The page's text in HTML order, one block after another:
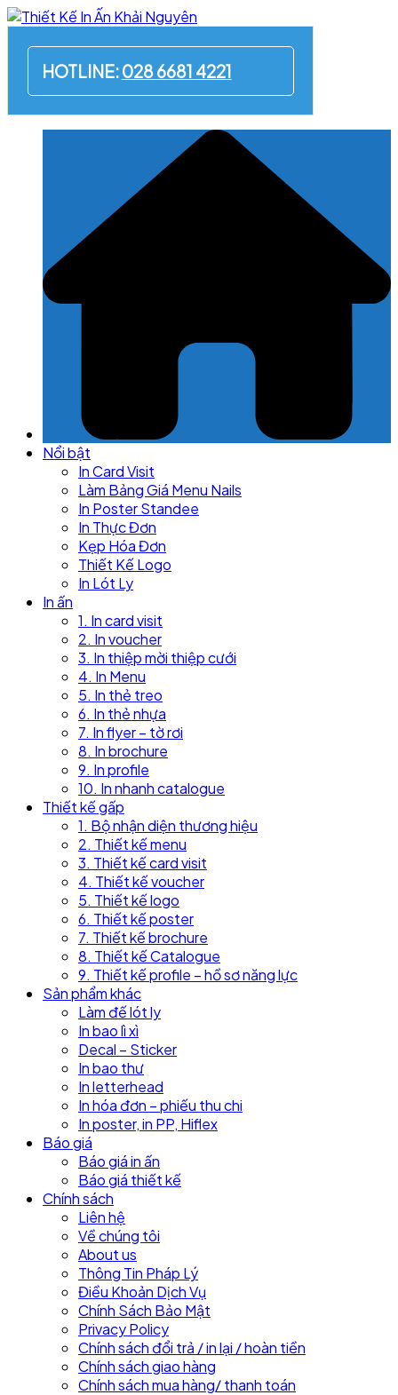
Skip
content
HOTLINE:028 6681 4221
Nổi bật
In Card Visit
Làm Bảng Giá Menu Nails
In Poster Standee
In Thực Đơn
Kẹp Hóa Đơn
Thiết Kế Logo
In Lót Ly
In ấn
1. In card visit
2. In voucher
3. In thiệp mời thiệp cưới
4. In Menu
5. In thẻ treo
6. In thẻ nhựa
7. In flyer – tờ rơi
8. In brochure
9. In profile
10. In nhanh catalogue
Thiết kế gấp
1. Bộ nhận diện thương hiệu
2. Thiết kế menu
3. Thiết kế card visit
4. Thiết kế voucher
5. Thiết kế logo
6. Thiết kế poster
7. Thiết kế brochure
8. Thiết kế Catalogue
9. Thiết kế profile – hồ sơ năng lực
Sản phẩm khác
Làm đế lót ly
In bao lì xì
Decal – Sticker
In bao thư
In letterhead
In hóa đơn – phiếu thu chi
In poster, in PP, Hiflex
Báo giá
Báo giá in ấn
Báo giá thiết kế
Chính sách
Liên hệ
Về chúng tôi
About us
Thông Tin Pháp Lý
Điều Khoản Dịch Vụ
Chính Sách Bảo Mật
Privacy Policy
Chính sách đổi trả / in lại / hoàn tiền
Chính sách giao hàng
Chính sách mua hàng/ thanh toán